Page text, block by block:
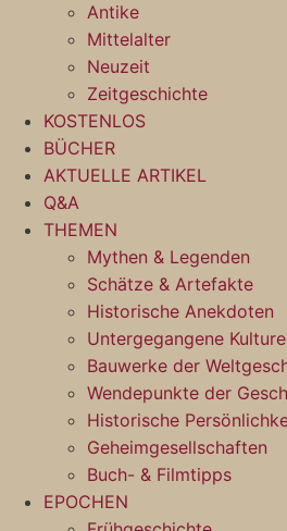
Antike
Mittelalter
Neuzeit
Zeitgeschichte
KOSTENLOS
BÜCHER
AKTUELLE ARTIKEL
Q&A
THEMEN
Mythen & Legenden
Schätze & Artefakte
Historische Anekdoten
Untergegangene
Bauwerke der
Wendepunkte der
Historische
Geheimgesellschaften
Buch- & Filmtipps
EPOCHEN